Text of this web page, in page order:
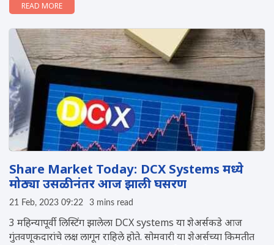
READ MORE
Share Market Today: DCX Systems मध्ये
मोठ्या उसळीनंतर आज झाली घसरण
21 Feb, 2023 09:22 3 mins read
3 महिन्यापूर्वी लिस्टिंग झालेला DCX systems या शेअर्सकडे आज
गुंतवणूकदारांचे लक्ष लागून राहिले होते. सोमवारी या शेअर्सच्या किमतीत